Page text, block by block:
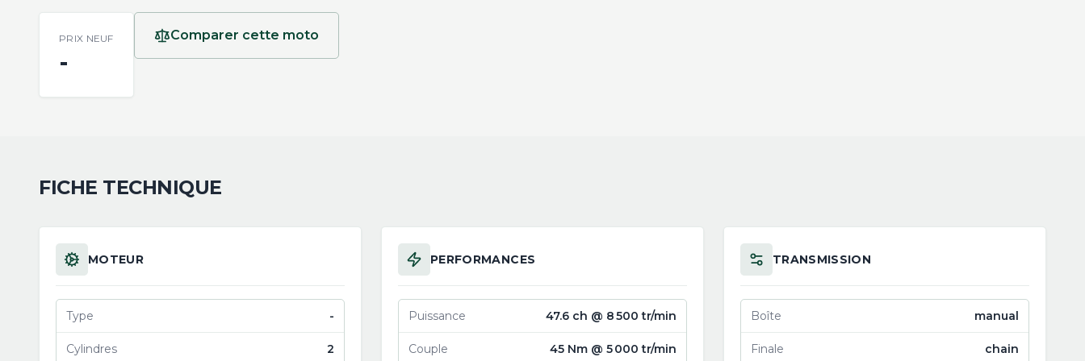
PRIX NEUF
-
Comparer cette moto
FICHE TECHNIQUE
MOTEUR
Type -
Cylindres 2
PERFORMANCES
Puissance 47.6 ch @ 8 500 tr/min
Couple 45 Nm @ 5 000 tr/min
TRANSMISSION
Boîte manual
Finale chain